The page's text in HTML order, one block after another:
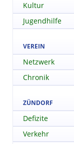
Kultur
Jugendhilfe
VEREIN
Netzwerk
Chronik
ZÜNDORF
Defizite
Verkehr